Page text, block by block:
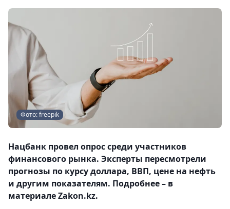
Фото: freepik
Нацбанк провел опрос среди участников
финансового рынка. Эксперты пересмотрели
прогнозы по курсу доллара, ВВП, цене на нефть
и другим показателям. Подробнее – в
материале Zakon.kz.